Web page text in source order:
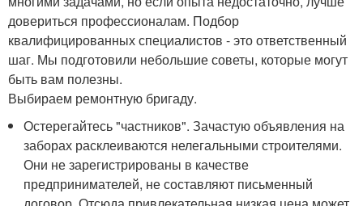
довериться профессионалам. Подбор
квалифицированных специалистов - это ответственный
шаг. Мы подготовили небольшие советы, которые могут
быть вам полезны.
Выбираем ремонтную бригаду.
Остерегайтесь "частников". Зачастую объявления на
заборах расклеиваются нелегальными строителями.
Они не зарегистрированы в качестве
предпринимателей, не составляют письменный